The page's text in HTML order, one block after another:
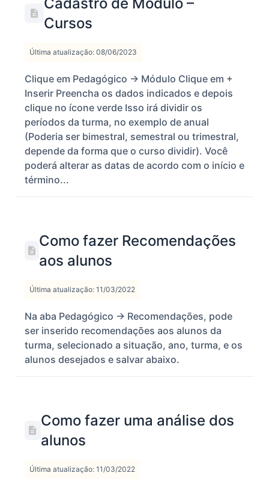
Cursos
Última atualização: 08/06/2023
Clique em Pedagógico -> Módulo Clique em +
Inserir Preencha os dados indicados e depois
clique no ícone verde Isso irá dividir os
períodos da turma, no exemplo de anual
(Poderia ser bimestral, semestral ou trimestral,
depende da forma que o curso dividir). Você
poderá alterar as datas de acordo com o início e
término...
Como fazer Recomendações
aos alunos
Última atualização: 11/03/2022
Na aba Pedagógico -> Recomendações, pode
ser inserido recomendações aos alunos da
turma, selecionado a situação, ano, turma, e os
alunos desejados e salvar abaixo.
Como fazer uma análise dos
alunos
Última atualização: 11/03/2022